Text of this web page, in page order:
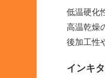
低温硬化
高温乾燥
後加工性
インキ